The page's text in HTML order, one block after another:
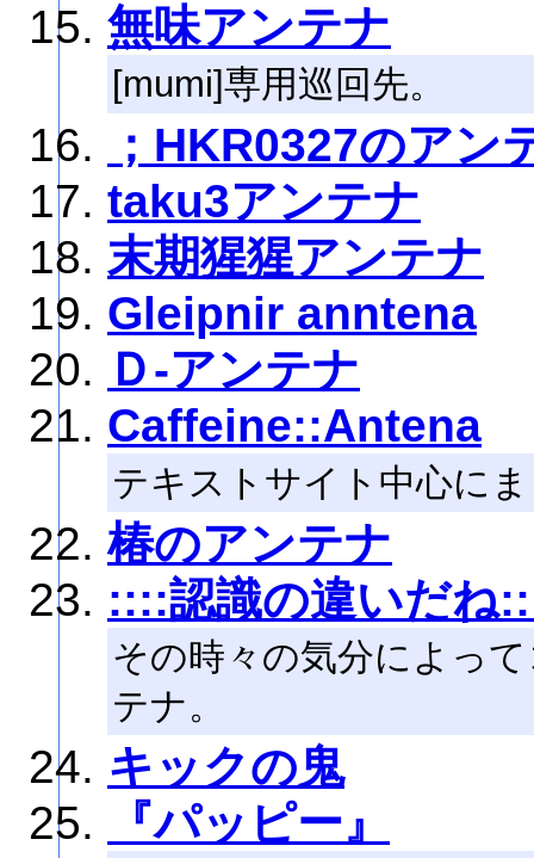
無味アンテナ
[mumi]専用巡回先。
；HKR0327のアン
taku3アンテナ
末期猩猩アンテナ
Gleipnir anntena
Ｄ-アンテナ
Caffeine::Antena
テキストサイト中心に
椿のアンテナ
::::認識の違いだね
その時々の気分によっ
テナ。
キックの鬼
『パッピー』